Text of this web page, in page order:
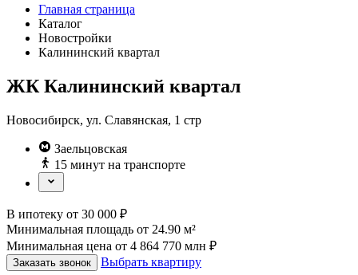
Главная страница
Каталог
Новостройки
Калининский квартал
ЖК Калининский квартал
Новосибирск, ул. Славянская, 1 стр
Заельцовская
15 минут на транспорте
В ипотеку от 30 000 ₽
Минимальная площадь от 24.90 м²
Минимальная цена от 4 864 770 млн ₽
Заказать звонок Выбрать квартиру